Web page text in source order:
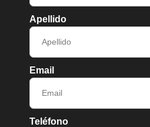
Apellido
Email
Teléfono